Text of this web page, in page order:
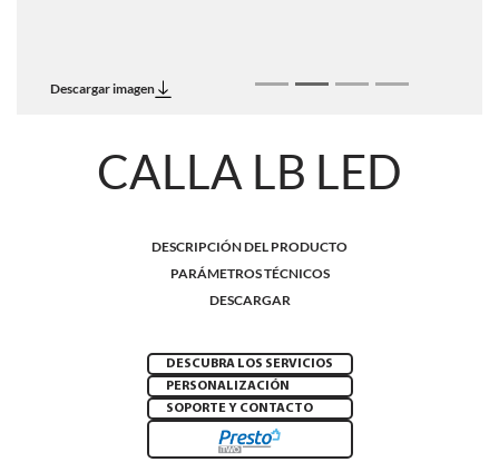
Descargar imagen
CALLA LB LED
DESCRIPCIÓN DEL PRODUCTO
PARÁMETROS TÉCNICOS
DESCARGAR
DESCUBRA LOS SERVICIOS
PERSONALIZACIÓN
SOPORTE Y CONTACTO